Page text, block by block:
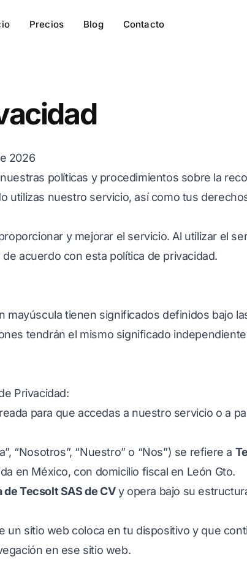
Precios Blog Contacto
2026
políticas y procedimientos sobre la
utilizas nuestro servicio, así como tus
y mejorar el servicio. Al utilizar el
acuerdo con esta política de privacidad.
mayúscula tienen significados definidos bajo
tendrán el mismo significado
Privacidad:
para que accedas a nuestro servicio o a
“Nosotros”, “Nuestro” o “Nos”) se refiere a
en México, con domicilio fiscal en León Gto.
Tecsolt SAS de CVy opera bajo su
un sitio web coloca en tu dispositivo y que
en ese sitio web.